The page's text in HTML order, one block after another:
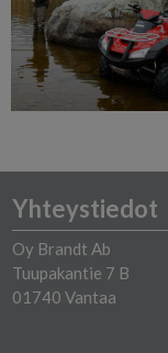
Yhteystiedot
Oy Brandt Ab
Tuupakantie 7 B
01740 Vantaa